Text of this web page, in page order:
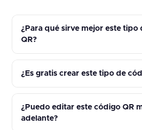
¿Para qué sirve mejor este tipo
QR?
¿Es gratis crear este tipo de
¿Puedo editar este código QR
adelante?